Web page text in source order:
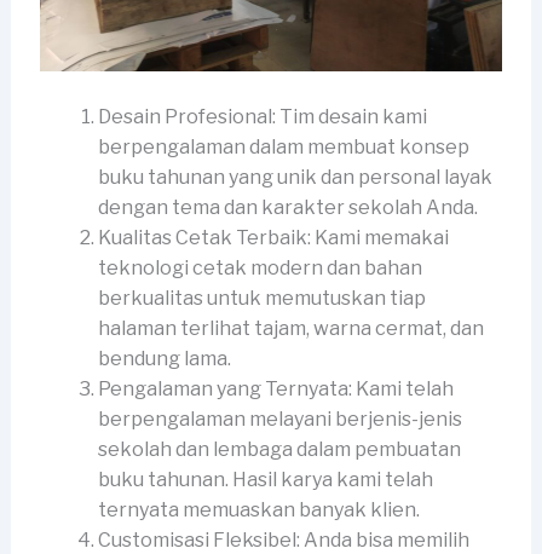
Desain Profesional: Tim desain kami
berpengalaman dalam membuat konsep
buku tahunan yang unik dan personal layak
dengan tema dan karakter sekolah Anda.
Kualitas Cetak Terbaik: Kami memakai
teknologi cetak modern dan bahan
berkualitas untuk memutuskan tiap
halaman terlihat tajam, warna cermat, dan
bendung lama.
Pengalaman yang Ternyata: Kami telah
berpengalaman melayani berjenis-jenis
sekolah dan lembaga dalam pembuatan
buku tahunan. Hasil karya kami telah
ternyata memuaskan banyak klien.
Customisasi Fleksibel: Anda bisa memilih